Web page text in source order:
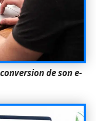
de son e-